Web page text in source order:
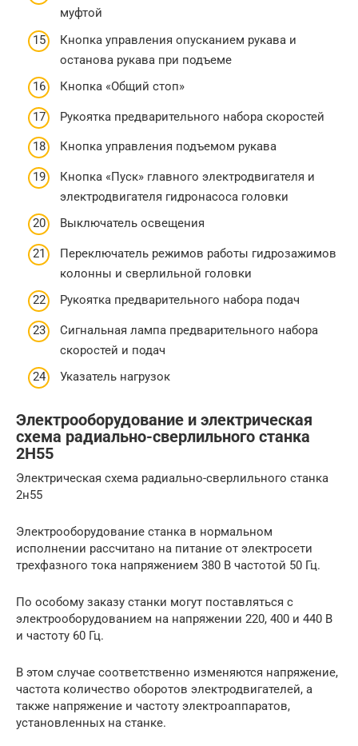
муфтой
Кнопка управления опусканием рукава и
останова рукава при подъеме
Кнопка «Общий стоп»
Рукоятка предварительного набора скоростей
Кнопка управления подъемом рукава
Кнопка «Пуск» главного электродвигателя и
электродвигателя гидронасоса головки
Выключатель освещения
Переключатель режимов работы гидрозажимов
колонны и сверлильной головки
Рукоятка предварительного набора подач
Сигнальная лампа предварительного набора
скоростей и подач
Указатель нагрузок
Электрооборудование и электрическая
схема радиально-сверлильного станка
2Н55
Электрическая схема радиально-сверлильного станка
2н55
Электрооборудование станка в нормальном
исполнении рассчитано на питание от электросети
трехфазного тока напряжением 380 В частотой 50 Гц.
По особому заказу станки могут поставляться с
электрооборудованием на напряжении 220, 400 и 440 В
и частоту 60 Гц.
В этом случае соответственно изменяются напряжение,
частота количество оборотов электродвигателей, а
также напряжение и частоту электроаппаратов,
установленных на станке.